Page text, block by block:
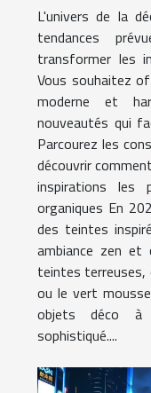
L'univers de la
tendances
transformer les
Vous souhaitez
moderne et
nouveautés qui
Parcourez les
découvrir
inspirations les
organiques En
des teintes
ambiance zen et
teintes terreuses,
ou le vert
objets déco à
sophistiqué....